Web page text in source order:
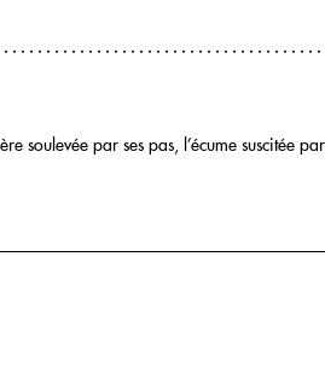
soulevée par ses pas, l’écume suscitée